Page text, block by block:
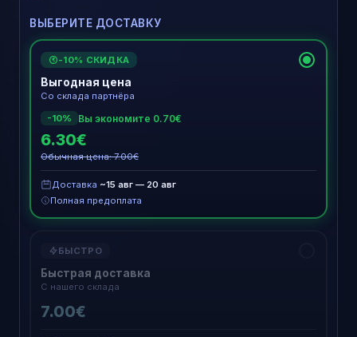
ВЫБЕРИТЕ ДОСТАВКУ
€ -10% СКИДКА
Выгодная цена
Со склада партнёра
-10%
Вы экономите 0.70€
6.30€
Обычная цена: 7.00€
Доставка ~15 авг — 20 авг
Полная предоплата
БЫСТРО
Быстрая доставка
С нашего склада
7.00€